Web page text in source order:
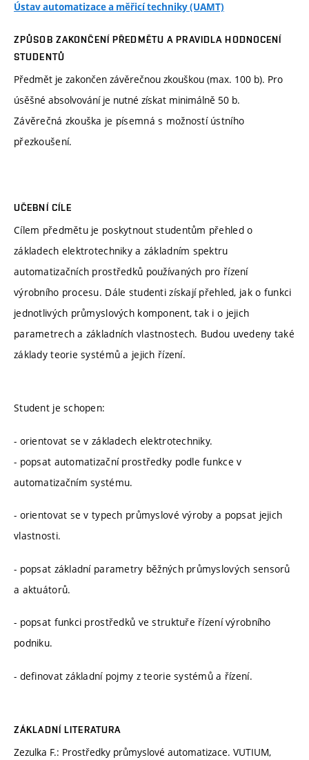
Ústav automatizace a měřicí techniky (UAMT)
ZPŮSOB ZAKONČENÍ PŘEDMĚTU A PRAVIDLA HODNOCENÍ
STUDENTŮ
Předmět je zakončen závěrečnou zkouškou (max. 100 b). Pro
úsěšné absolvování je nutné získat minimálně 50 b.
Závěrečná zkouška je písemná s možností ústního
přezkoušení.
UČEBNÍ CÍLE
Cílem předmětu je poskytnout studentům přehled o
základech elektrotechniky a základním spektru
automatizačních prostředků používaných pro řízení
výrobního procesu. Dále studenti získají přehled, jak o funkci
jednotlivých průmyslových komponent, tak i o jejich
parametrech a základních vlastnostech. Budou uvedeny také
základy teorie systémů a jejich řízení.
Student je schopen:
- orientovat se v základech elektrotechniky.
- popsat automatizační prostředky podle funkce v
automatizačním systému.
- orientovat se v typech průmyslové výroby a popsat jejich
vlastnosti.
- popsat základní parametry běžných průmyslových sensorů
a aktuátorů.
- popsat funkci prostředků ve struktuře řízení výrobního
podniku.
- definovat základní pojmy z teorie systémů a řízení.
ZÁKLADNÍ LITERATURA
Zezulka F.: Prostředky průmyslové automatizace. VUTIUM,